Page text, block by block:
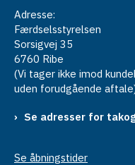
Adresse:
Færdselsstyrelsen
Sorsigvej 35
6760 Ribe
(Vi tager ikke imod
uden forudgående
Se adresser for
Se åbningstider